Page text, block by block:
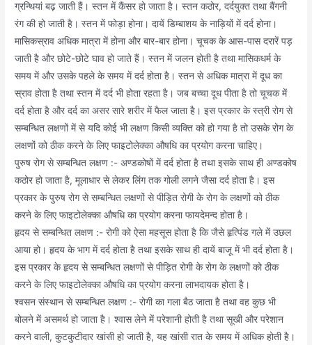
ग्रन्थियां बढ़ जाती हैं। स्तन में कैंसर हो जाता है। स्तन कठोर, दर्दयुक्त तथा बैंगनी
रंग की हो जाती है। स्तन में फोड़ा होना। दायें डिम्बाशय के नाड़ियों में दर्द होना।
मासिकस्राव अधिक मात्रा में होना और बार-बार होना। चूचक के आस-पास दरारें पड़
जाती है और छोटे-छोटे घाव हो जाते हैं। स्तन में जलन होती है तथा मासिकधर्म के
समय में और उसके पहले के समय में दर्द होता है। स्तन से अधिक मात्रा में दूध का
स्राव होता है तथा स्तन में दर्द भी होता रहता है। जब बच्चा दूध पीता है तो चूचक में
दर्द होता है और दर्द का असर सारे शरीर में फैल जाता है। इस प्रकार के स्त्री रोग से
सम्बन्धित लक्षणों में से यदि कोई भी लक्षण किसी व्यक्ति को हो गया है तो उसके रोग के
लक्षणों को ठीक करने के लिए फाइटोलेक्का औषधि का प्रयोग करना चाहिए।
पुरुष रोग से सम्बन्धित लक्षण :- अण्डकोषों में दर्द होता है तथा इसके साथ ही अण्डकोष
कठोर हो जाता है, मूलाधार से लेकर लिंग तक गोली लगने जैसा दर्द होता है। इस
प्रकार के पुरुष रोग से सम्बन्धित लक्षणों से पीड़ित रोगी के रोग के लक्षणों को ठीक
करने के लिए फाइटोलेक्का औषधि का प्रयोग करना फायदेमन्द होता है।
हृदय से सम्बन्धित लक्षण :- रोगी को ऐसा महसूस होता है कि जैसे हृत्पिंड गले में उछल
आया हो। हृदय के भाग में दर्द होता है तथा इसके साथ ही दायें बाजू में भी दर्द होता है।
इस प्रकार के हृदय से सम्बन्धित लक्षणों से पीड़ित रोगी के रोग के लक्षणों को ठीक
करने के लिए फाइटोलेक्का औषधि का प्रयोग करना लाभदायक होता है।
श्वसन संस्थान से सम्बन्धित लक्षण :- रोगी का गला बैठ जाता है तथा वह कुछ भी
बोलने में असमर्थ हो जाता है। श्वास लेने में परेशानी होती है तथा सूखी और परेशान
करने वाली, कुटकुटीदार खांसी हो जाती है, यह खांसी रात के समय में अधिक होती है।